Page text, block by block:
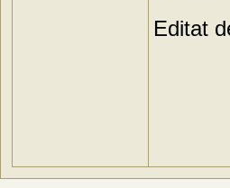
Editat